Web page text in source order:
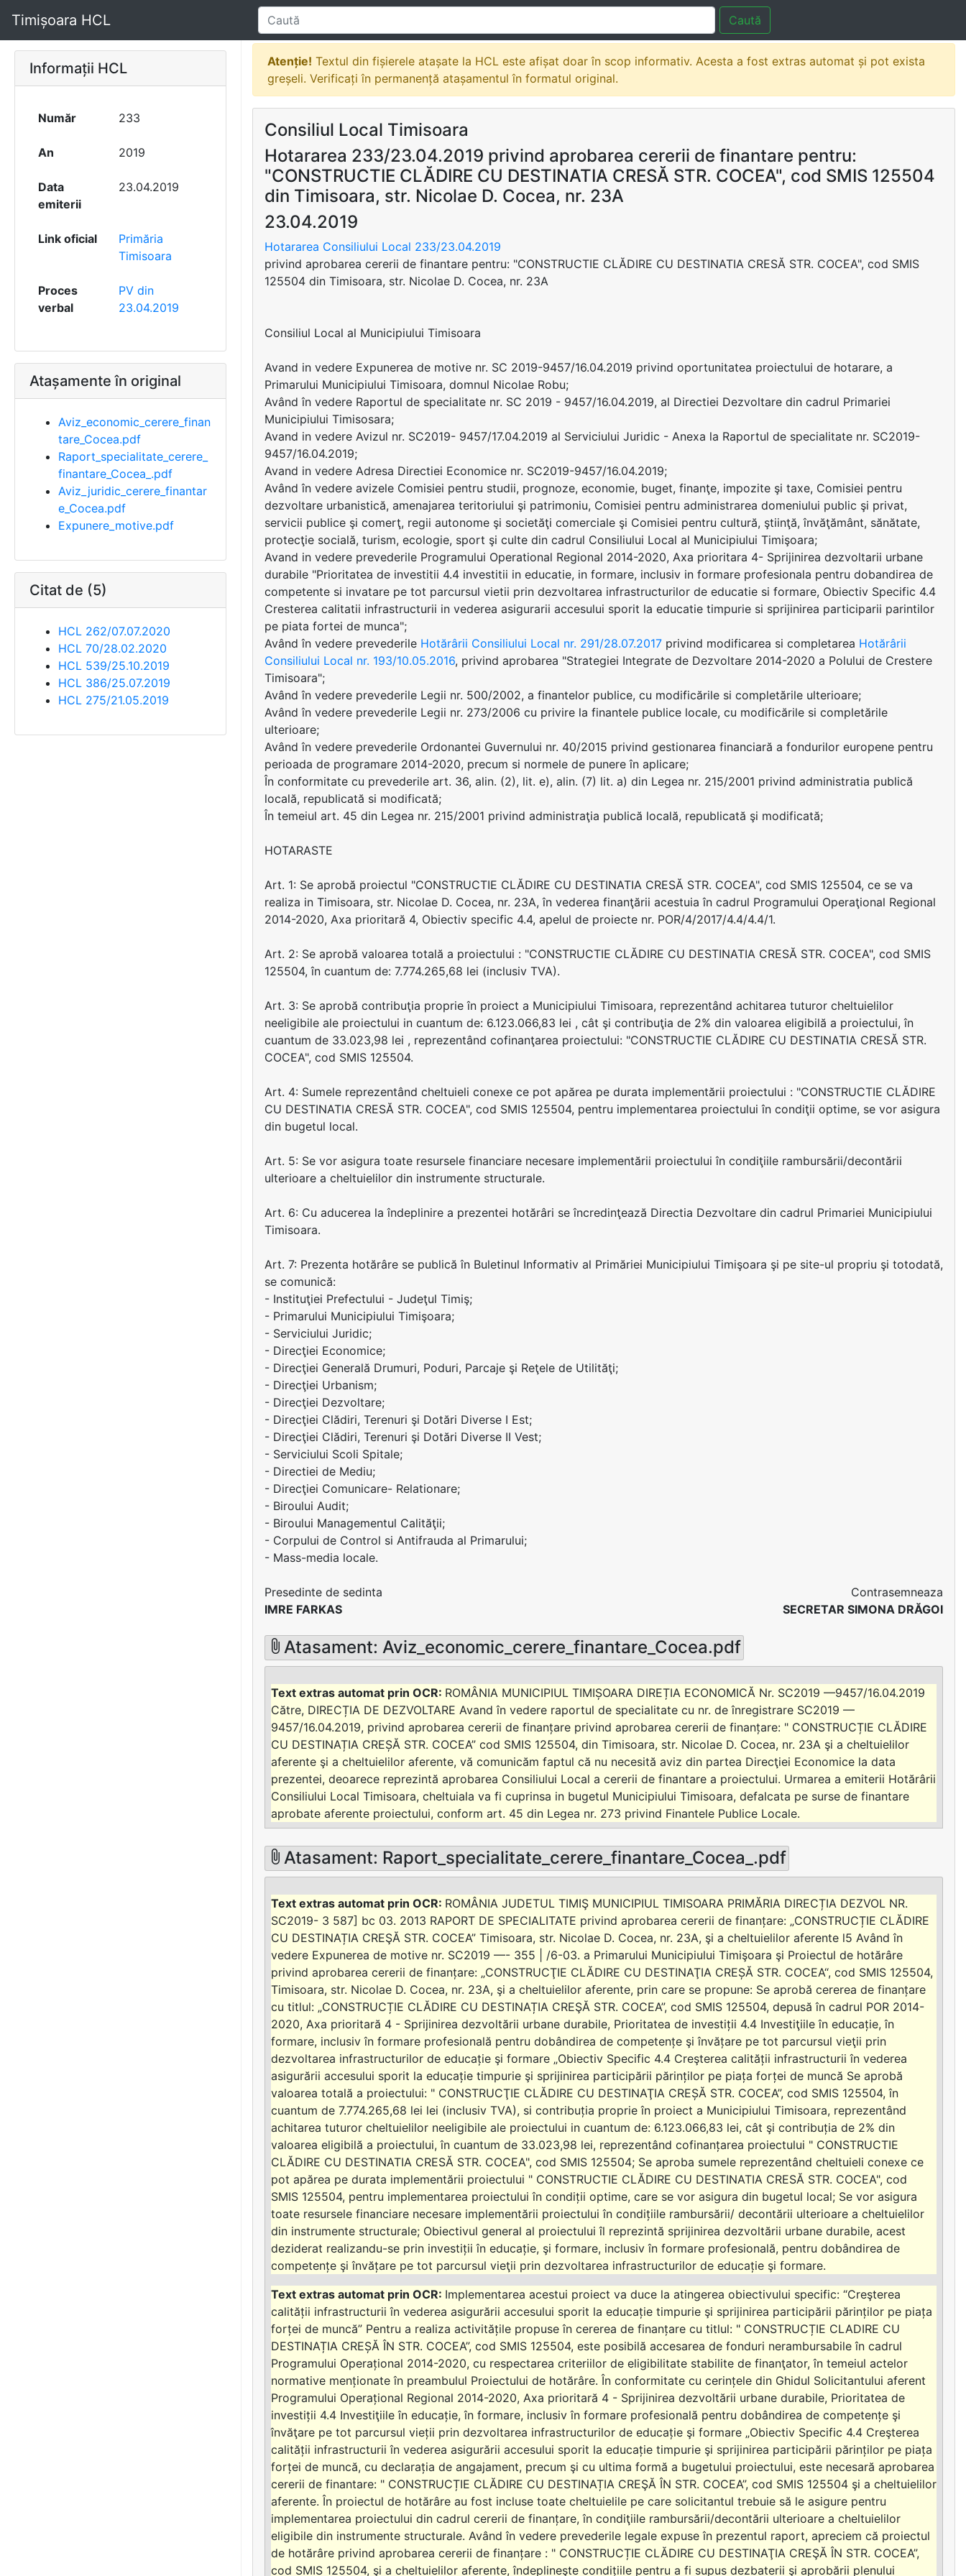
Timișoara HCL Caută
Informații HCL
Număr 233
An 2019
Data
emiterii
23.04.2019
Link oficial
Primăria
Timisoara
Proces
verbal
PV din
23.04.2019
Atașamente în original
Aviz_economic_cerere_finan
tare_Cocea.pdf
Raport_specialitate_cerere_
finantare_Cocea_.pdf
Aviz_juridic_cerere_finantar
e_Cocea.pdf
Expunere_motive.pdf
Citat de (5)
HCL 262/07.07.2020
HCL 70/28.02.2020
HCL 539/25.10.2019
HCL 386/25.07.2019
HCL 275/21.05.2019
Atenție! Textul din fișierele atașate la HCL este afișat doar în scop informativ. Acesta a fost extras automat și pot exista
greșeli. Verificați în permanență atașamentul în formatul original.
Consiliul Local Timisoara
Hotararea 233/23.04.2019 privind aprobarea cererii de finantare pentru:
"CONSTRUCTIE CLĂDIRE CU DESTINATIA CRESĂ STR. COCEA", cod SMIS 125504
din Timisoara, str. Nicolae D. Cocea, nr. 23A
23.04.2019
Hotararea Consiliului Local 233/23.04.2019
privind aprobarea cererii de finantare pentru: "CONSTRUCTIE CLĂDIRE CU DESTINATIA CRESĂ STR. COCEA", cod SMIS
125504 din Timisoara, str. Nicolae D. Cocea, nr. 23A
Consiliul Local al Municipiului Timisoara
Avand in vedere Expunerea de motive nr. SC 2019-9457/16.04.2019 privind oportunitatea proiectului de hotarare, a
Primarului Municipiului Timisoara, domnul Nicolae Robu;
Având în vedere Raportul de specialitate nr. SC 2019 - 9457/16.04.2019, al Directiei Dezvoltare din cadrul Primariei
Municipiului Timisosara;
Avand in vedere Avizul nr. SC2019- 9457/17.04.2019 al Serviciului Juridic - Anexa la Raportul de specialitate nr. SC2019-
9457/16.04.2019;
Avand in vedere Adresa Directiei Economice nr. SC2019-9457/16.04.2019;
Având în vedere avizele Comisiei pentru studii, prognoze, economie, buget, finanţe, impozite şi taxe, Comisiei pentru
dezvoltare urbanistică, amenajarea teritoriului şi patrimoniu, Comisiei pentru administrarea domeniului public şi privat,
servicii publice şi comerţ, regii autonome şi societăţi comerciale şi Comisiei pentru cultură, ştiinţă, învăţământ, sănătate,
protecţie socială, turism, ecologie, sport şi culte din cadrul Consiliului Local al Municipiului Timişoara;
Avand in vedere prevederile Programului Operational Regional 2014-2020, Axa prioritara 4- Sprijinirea dezvoltarii urbane
durabile "Prioritatea de investitii 4.4 investitii in educatie, in formare, inclusiv in formare profesionala pentru dobandirea de
competente si invatare pe tot parcursul vietii prin dezvoltarea infrastructurilor de educatie si formare, Obiectiv Specific 4.4
Cresterea calitatii infrastructurii in vederea asigurarii accesului sporit la educatie timpurie si sprijinirea participarii parintilor
pe piata fortei de munca";
Având în vedere prevederile Hotărârii Consiliului Local nr. 291/28.07.2017 privind modificarea si completarea Hotărârii
Consiliului Local nr. 193/10.05.2016, privind aprobarea "Strategiei Integrate de Dezvoltare 2014-2020 a Polului de Crestere
Timisoara";
Având în vedere prevederile Legii nr. 500/2002, a finantelor publice, cu modificările si completările ulterioare;
Având în vedere prevederile Legii nr. 273/2006 cu privire la finantele publice locale, cu modificările si completările
ulterioare;
Având în vedere prevederile Ordonantei Guvernului nr. 40/2015 privind gestionarea financiară a fondurilor europene pentru
perioada de programare 2014-2020, precum si normele de punere în aplicare;
În conformitate cu prevederile art. 36, alin. (2), lit. e), alin. (7) lit. a) din Legea nr. 215/2001 privind administratia publică
locală, republicată si modificată;
În temeiul art. 45 din Legea nr. 215/2001 privind administraţia publică locală, republicată şi modificată;
HOTARASTE
Art. 1: Se aprobă proiectul "CONSTRUCTIE CLĂDIRE CU DESTINATIA CRESĂ STR. COCEA", cod SMIS 125504, ce se va
realiza in Timisoara, str. Nicolae D. Cocea, nr. 23A, în vederea finanţării acestuia în cadrul Programului Operaţional Regional
2014-2020, Axa prioritară 4, Obiectiv specific 4.4, apelul de proiecte nr. POR/4/2017/4.4/4.4/1.
Art. 2: Se aprobă valoarea totală a proiectului : "CONSTRUCTIE CLĂDIRE CU DESTINATIA CRESĂ STR. COCEA", cod SMIS
125504, în cuantum de: 7.774.265,68 lei (inclusiv TVA).
Art. 3: Se aprobă contribuţia proprie în proiect a Municipiului Timisoara, reprezentând achitarea tuturor cheltuielilor
neeligibile ale proiectului in cuantum de: 6.123.066,83 lei , cât şi contribuţia de 2% din valoarea eligibilă a proiectului, în
cuantum de 33.023,98 lei , reprezentând cofinanţarea proiectului: "CONSTRUCTIE CLĂDIRE CU DESTINATIA CRESĂ STR.
COCEA", cod SMIS 125504.
Art. 4: Sumele reprezentând cheltuieli conexe ce pot apărea pe durata implementării proiectului : "CONSTRUCTIE CLĂDIRE
CU DESTINATIA CRESĂ STR. COCEA", cod SMIS 125504, pentru implementarea proiectului în condiţii optime, se vor asigura
din bugetul local.
Art. 5: Se vor asigura toate resursele financiare necesare implementării proiectului în condiţiile rambursării/decontării
ulterioare a cheltuielilor din instrumente structurale.
Art. 6: Cu aducerea la îndeplinire a prezentei hotărâri se încredinţează Directia Dezvoltare din cadrul Primariei Municipiului
Timisoara.
Art. 7: Prezenta hotărâre se publică în Buletinul Informativ al Primăriei Municipiului Timişoara şi pe site-ul propriu şi totodată,
se comunică:
- Instituţiei Prefectului - Judeţul Timiş;
- Primarului Municipiului Timişoara;
- Serviciului Juridic;
- Direcţiei Economice;
- Direcţiei Generală Drumuri, Poduri, Parcaje şi Reţele de Utilităţi;
- Direcţiei Urbanism;
- Direcţiei Dezvoltare;
- Direcţiei Clădiri, Terenuri şi Dotări Diverse I Est;
- Direcţiei Clădiri, Terenuri şi Dotări Diverse II Vest;
- Serviciului Scoli Spitale;
- Directiei de Mediu;
- Direcţiei Comunicare- Relationare;
- Biroului Audit;
- Biroului Managementul Calităţii;
- Corpului de Control si Antifrauda al Primarului;
- Mass-media locale.
Presedinte de sedinta
IMRE FARKAS
Contrasemneaza
SECRETAR SIMONA DRĂGOI
Atasament: Aviz_economic_cerere_finantare_Cocea.pdf
ROMÂNIA MUNICIPIUL TIMIȘOARA DIREȚIA ECONOMICĂ Nr. SC2019 —9457/16.04.2019
Către, DIRECȚIA DE DEZVOLTARE Avand în vedere raportul de specialitate cu nr. de înregistrare SC2019 —
9457/16.04.2019, privind aprobarea cererii de finanțare privind aprobarea cererii de finanțare: " CONSTRUCȚIE CLĂDIRE
CU DESTINAȚIA CREȘĂ STR. COCEA” cod SMIS 125504, din Timisoara, str. Nicolae D. Cocea, nr. 23A şi a cheltuielilor
aferente şi a cheltuielilor aferente, vă comunicăm faptul că nu necesită aviz din partea Direcţiei Economice la data
prezentei, deoarece reprezintă aprobarea Consiliului Local a cererii de finantare a proiectului. Urmarea a emiterii Hotărârii
Consiliului Local Timisoara, cheltuiala va fi cuprinsa in bugetul Municipiului Timisoara, defalcata pe surse de finantare
aprobate aferente proiectului, conform art. 45 din Legea nr. 273 privind Finantele Publice Locale.
Atasament: Raport_specialitate_cerere_finantare_Cocea_.pdf
ROMÂNIA JUDETUL TIMIŞ MUNICIPIUL TIMISOARA PRIMĂRIA DIRECȚIA DEZVOL NR.
SC2019- 3 587] bc 03. 2013 RAPORT DE SPECIALITATE privind aprobarea cererii de finanțare: „CONSTRUCȚIE CLĂDIRE
CU DESTINAȚIA CREŞĂ STR. COCEA” Timisoara, str. Nicolae D. Cocea, nr. 23A, şi a cheltuielilor aferente l5 Având în
vedere Expunerea de motive nr. SC2019 —- 355 | /6-03. a Primarului Municipiului Timişoara şi Proiectul de hotărâre
privind aprobarea cererii de finanțare: „CONSTRUCŢIE CLĂDIRE CU DESTINAŢIA CREȘĂ STR. COCEA“, cod SMIS 125504,
Timisoara, str. Nicolae D. Cocea, nr. 23A, şi a cheltuielilor aferente, prin care se propune: Se aprobă cererea de finanțare
cu titlul: „CONSTRUCȚIE CLĂDIRE CU DESTINAȚIA CREŞĂ STR. COCEA”, cod SMIS 125504, depusă în cadrul POR 2014-
2020, Axa prioritară 4 - Sprijinirea dezvoltării urbane durabile, Prioritatea de investiții 4.4 Investiţiile în educație, în
formare, inclusiv în formare profesională pentru dobândirea de competențe şi învățare pe tot parcursul vieţii prin
dezvoltarea infrastructurilor de educație şi formare „Obiectiv Specific 4.4 Creşterea calității infrastructurii în vederea
asigurării accesului sporit la educație timpurie şi sprijinirea participării părinților pe piața forței de muncă Se aprobă
valoarea totală a proiectului: " CONSTRUCŢIE CLĂDIRE CU DESTINAŢIA CREȘĂ STR. COCEA”, cod SMIS 125504, în
cuantum de 7.774.265,68 lei lei (inclusiv TVA), si contribuția proprie în proiect a Municipiului Timisoara, reprezentând
achitarea tuturor cheltuielilor neeligibile ale proiectului in cuantum de: 6.123.066,83 lei, cât şi contribuția de 2% din
valoarea eligibilă a proiectului, în cuantum de 33.023,98 lei, reprezentând cofinanțarea proiectului " CONSTRUCTIE
CLĂDIRE CU DESTINATIA CRESĂ STR. COCEA", cod SMIS 125504; Se aproba sumele reprezentând cheltuieli conexe ce
pot apărea pe durata implementării proiectului " CONSTRUCTIE CLĂDIRE CU DESTINATIA CRESĂ STR. COCEA", cod
SMIS 125504, pentru implementarea proiectului în condiții optime, care se vor asigura din bugetul local; Se vor asigura
toate resursele financiare necesare implementării proiectului în condițiile rambursării/ decontării ulterioare a cheltuielilor
din instrumente structurale; Obiectivul general al proiectului îl reprezintă sprijinirea dezvoltării urbane durabile, acest
deziderat realizandu-se prin investiții în educație, şi formare, inclusiv în formare profesională, pentru dobândirea de
competențe şi învățare pe tot parcursul vieţii prin dezvoltarea infrastructurilor de educație şi formare.
Implementarea acestui proiect va duce la atingerea obiectivului specific: “Creşterea
calității infrastructurii în vederea asigurării accesului sporit la educație timpurie şi sprijinirea participării părinților pe piața
forței de muncă” Pentru a realiza activitățile propuse în cererea de finanțare cu titlul: " CONSTRUCȚIE CLADIRE CU
DESTINAȚIA CREȘĂ ÎN STR. COCEA”, cod SMIS 125504, este posibilă accesarea de fonduri nerambursabile în cadrul
Programului Operațional 2014-2020, cu respectarea criteriilor de eligibilitate stabilite de finanţator, în temeiul actelor
normative menționate în preambulul Proiectului de hotărâre. În conformitate cu cerințele din Ghidul Solicitantului aferent
Programului Operațional Regional 2014-2020, Axa prioritară 4 - Sprijinirea dezvoltării urbane durabile, Prioritatea de
investiții 4.4 Investiţiile în educație, în formare, inclusiv în formare profesională pentru dobândirea de competențe şi
învăţare pe tot parcursul vieții prin dezvoltarea infrastructurilor de educație şi formare „Obiectiv Specific 4.4 Creşterea
calității infrastructurii în vederea asigurării accesului sporit la educație timpurie şi sprijinirea participării părinților pe piața
forței de muncă, cu declarația de angajament, precum şi cu ultima formă a bugetului proiectului, este necesară aprobarea
cererii de finantare: " CONSTRUCȚIE CLĂDIRE CU DESTINAȚIA CREŞĂ ÎN STR. COCEA”, cod SMIS 125504 şi a cheltuielilor
aferente. În proiectul de hotărâre au fost incluse toate cheltuielile pe care solicitantul trebuie să le asigure pentru
implementarea proiectului din cadrul cererii de finanțare, în condiţiile rambursării/decontării ulterioare a cheltuielilor
eligibile din instrumente structurale. Având în vedere prevederile legale expuse în prezentul raport, apreciem că proiectul
de hotărâre privind aprobarea cererii de finanțare : " CONSTRUCȚIE CLĂDIRE CU DESTINAŢIA CREŞĂ ÎN STR. COCEA”,
cod SMIS 125504, şi a cheltuielilor aferente, îndeplineşte condițiile pentru a fi supus dezbaterii şi aprobării plenului